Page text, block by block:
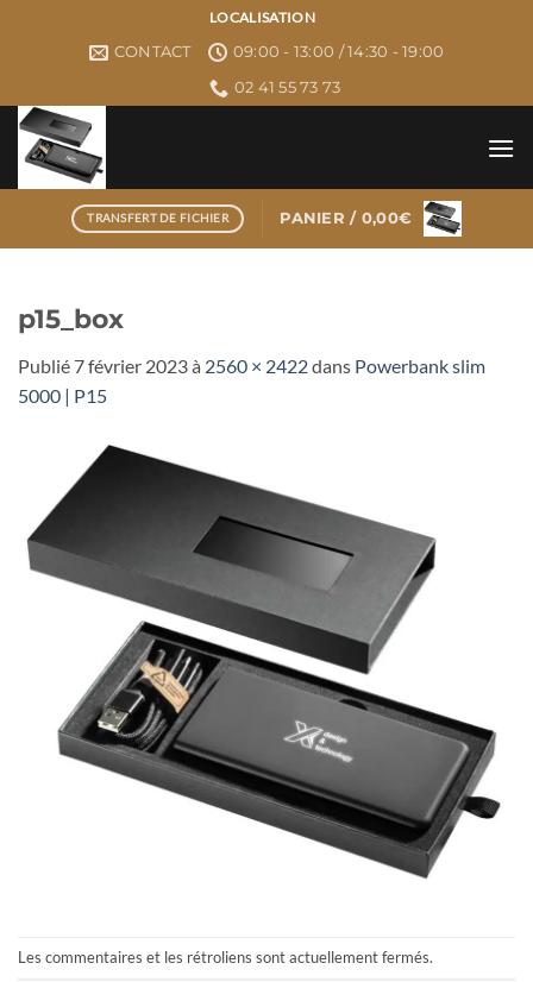
LOCALISATION
CONTACT
09:00 - 13:00 / 14:30 - 19:00
02 41 55 73 73
TRANSFERT DE FICHIER PANIER / 0,00€
p15_box
Publié 7 février 2023à 2560 × 2422dans Powerbank slim
5000 | P15
Les commentaires et les rétroliens sont actuellement fermés.